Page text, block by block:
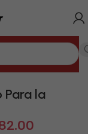
Sancti Spíritus
Para la